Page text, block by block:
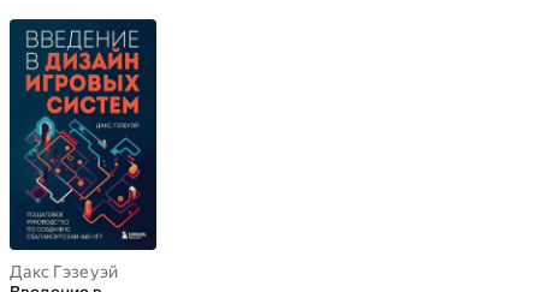
Дакс Гэзеуэй